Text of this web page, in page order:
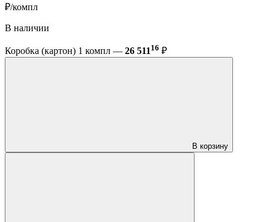
₽/компл
В наличии
Коробка (картон) 1 компл — 26 511 16 ₽
В корзину